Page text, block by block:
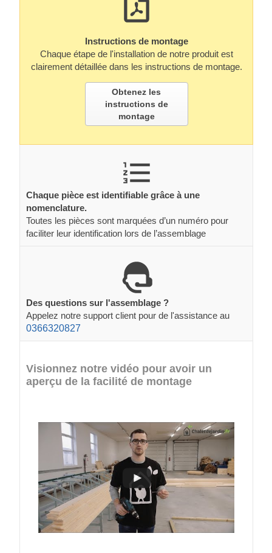
Instructions de montage
Chaque étape de l'installation de notre produit est
clairement détaillée dans les instructions de montage.
Obtenez les
instructions de
montage
Chaque pièce est identifiable grâce à une
nomenclature.
Toutes les pièces sont marquées d’un numéro pour
faciliter leur identification lors de l’assemblage
Des questions sur l'assemblage ?
Appelez notre support client pour de l'assistance au
0366320827
Visionnez notre vidéo pour avoir un
aperçu de la facilité de montage